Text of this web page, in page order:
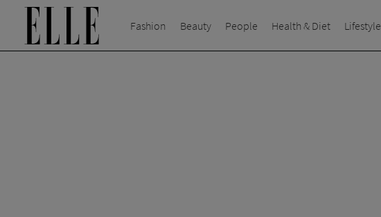
Fashion Beauty People Health & Diet Lifestyle